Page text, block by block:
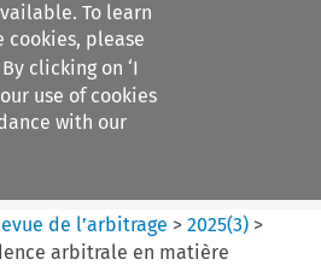
To learn
cookies, please
clicking on ‘I
our use of cookies
with our
filters
de l’arbitrage >2025(3) >
arbitrale en matière